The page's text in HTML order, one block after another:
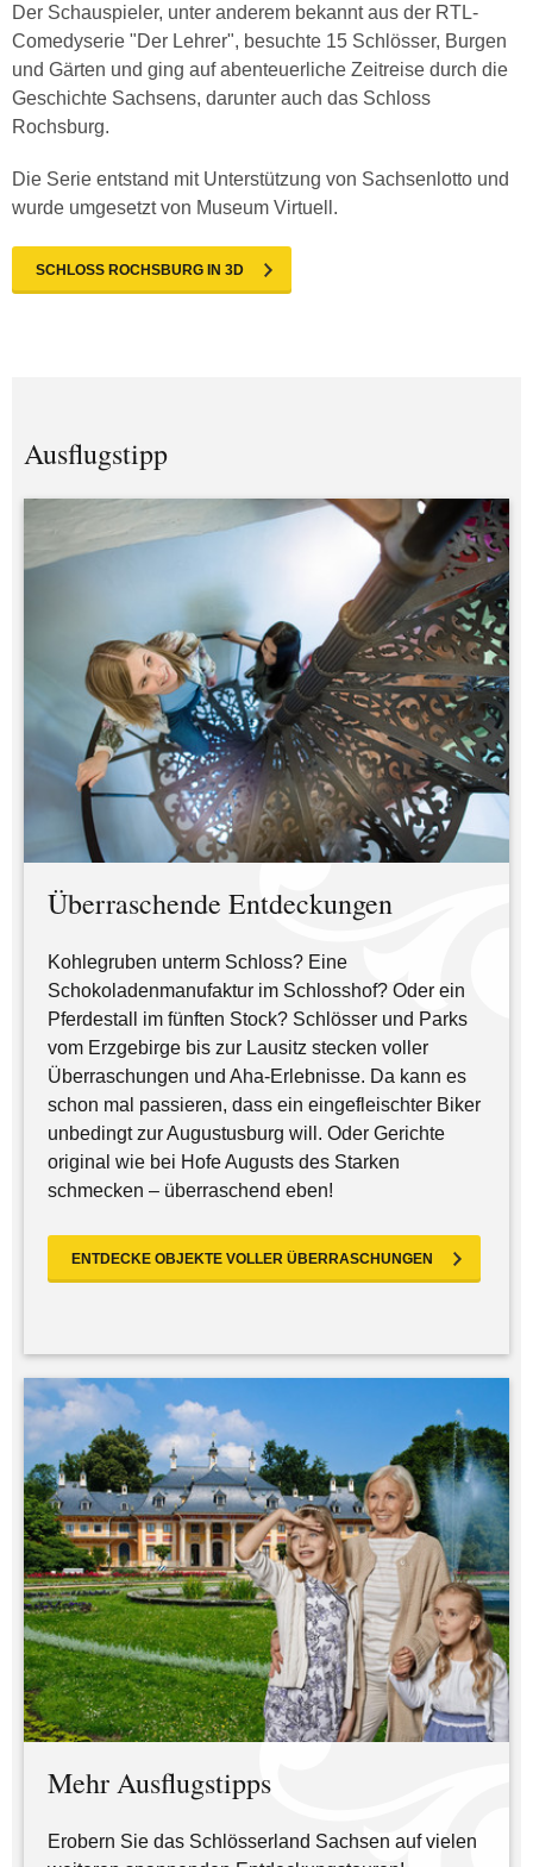
Der Schauspieler, unter anderem bekannt aus der RTL-
Comedyserie "Der Lehrer", besuchte 15 Schlösser, Burgen
und Gärten und ging auf abenteuerliche Zeitreise durch die
Geschichte Sachsens, darunter auch das Schloss
Rochsburg.
Die Serie entstand mit Unterstützung von Sachsenlotto und
wurde umgesetzt von Museum Virtuell.
SCHLOSS ROCHSBURG IN 3D
Ausflugstipp
Überraschende Entdeckungen
Kohlegruben unterm Schloss? Eine
Schokoladenmanufaktur im Schlosshof? Oder ein
Pferdestall im fünften Stock? Schlösser und Parks
vom Erzgebirge bis zur Lausitz stecken voller
Überraschungen und Aha-Erlebnisse. Da kann es
schon mal passieren, dass ein eingefleischter Biker
unbedingt zur Augustusburg will. Oder Gerichte
original wie bei Hofe Augusts des Starken
schmecken – überraschend eben!
ENTDECKE OBJEKTE VOLLER ÜBERRASCHUNGEN
Mehr Ausflugstipps
Erobern Sie das Schlösserland Sachsen auf vielen